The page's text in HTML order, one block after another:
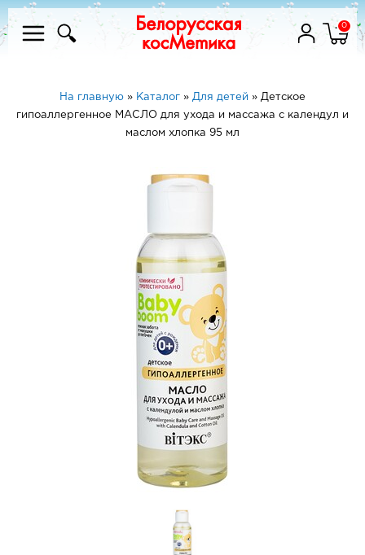
0
На главную » Каталог » Для детей » Детское
гипоаллергенное МАСЛО для ухода и массажа с календул и
маслом хлопка 95 мл